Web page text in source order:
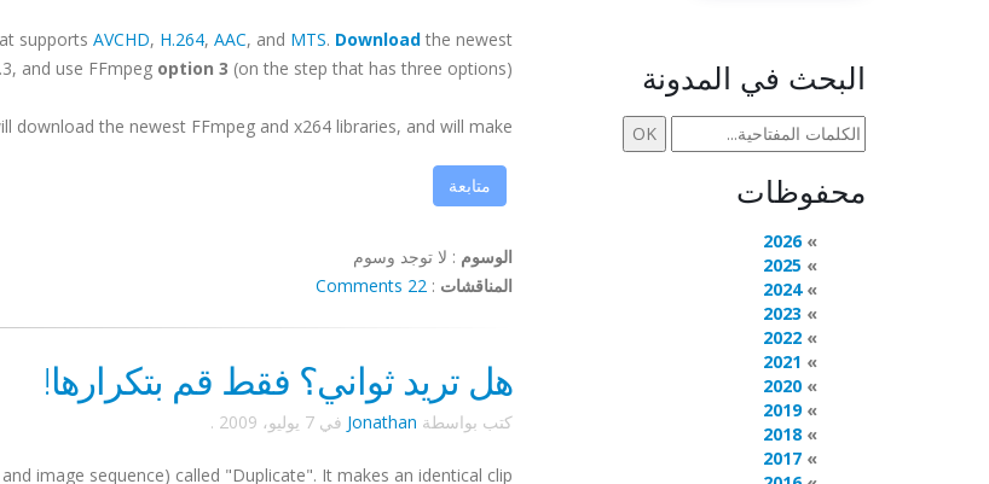
supports AVCHD, H.264, AAC, and MTS. Downloadthe newest
and use FFmpeg option 3 (on the step that has three options).
download the newest FFmpeg and x264 libraries, and will make ...
متابعة
الوسوم : لا توجد وسوم
المناقشات :
22 Comments
هل تريد ثواني؟ فقط قم بتكرارها!
كتب بواسطة Jonathan في7 يوليو، 2009 .
image sequence) called "Duplicate". It makes an identical clip
البحث في المدونة
محفوظات
2026
2025
2024
2023
2022
2021
2020
2019
2018
2017